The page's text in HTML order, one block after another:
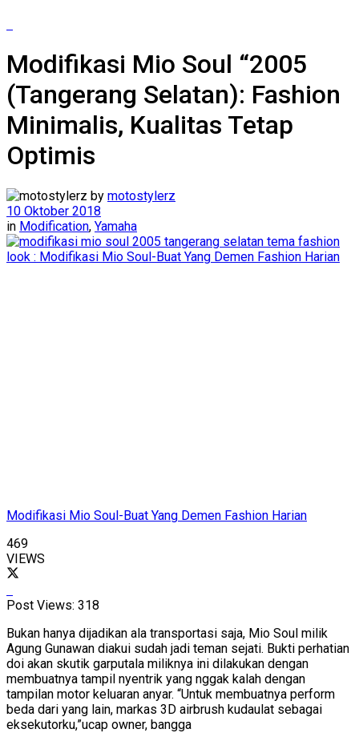
Modifikasi Mio Soul “2005
(Tangerang Selatan): Fashion
Minimalis, Kualitas Tetap
Optimis
by motostylerz
10 Oktober 2018
in Modification, Yamaha
Modifikasi Mio Soul-Buat Yang Demen Fashion Harian
469
VIEWS
Post Views: 318
Bukan hanya dijadikan ala transportasi saja, Mio Soul milik
Agung Gunawan diakui sudah jadi teman sejati. Bukti perhatian
doi akan skutik garputala miliknya ini dilakukan dengan
membuatnya tampil nyentrik yang nggak kalah dengan
tampilan motor keluaran anyar. “Untuk membuatnya perform
beda dari yang lain, markas 3D airbrush kudaulat sebagai
eksekutorku,”ucap owner, bangga